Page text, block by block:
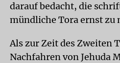
darauf bedacht, die
mündliche Tora ernst zu
Als zur Zeit des Zweiten
Nachfahren von Jehuda